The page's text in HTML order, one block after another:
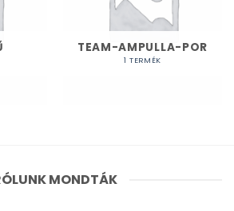
TEAM-AMPULLA-POR
1 TERMÉK
MONDTÁK